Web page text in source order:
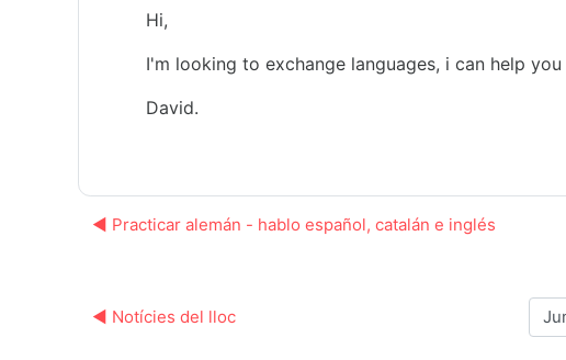
Hi,
I'm looking to exchange languages, i can help
David.
◀︎ Practicar alemán - hablo español, catalán e inglés
◀︎ Notícies del lloc